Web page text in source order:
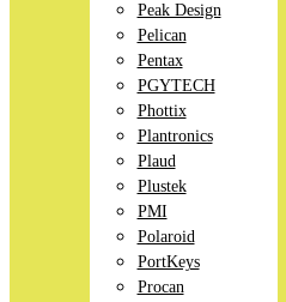
Peak Design
Pelican
Pentax
PGYTECH
Phottix
Plantronics
Plaud
Plustek
PMI
Polaroid
PortKeys
Procan